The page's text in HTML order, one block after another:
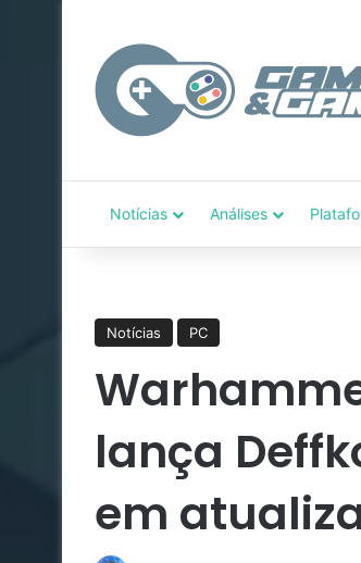
Notícias Análises
Notícias PC
lança
em